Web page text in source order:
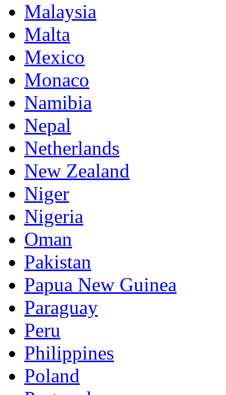
Malaysia
Malta
Mexico
Monaco
Namibia
Nepal
Netherlands
New Zealand
Niger
Nigeria
Oman
Pakistan
Papua New Guinea
Paraguay
Peru
Philippines
Poland